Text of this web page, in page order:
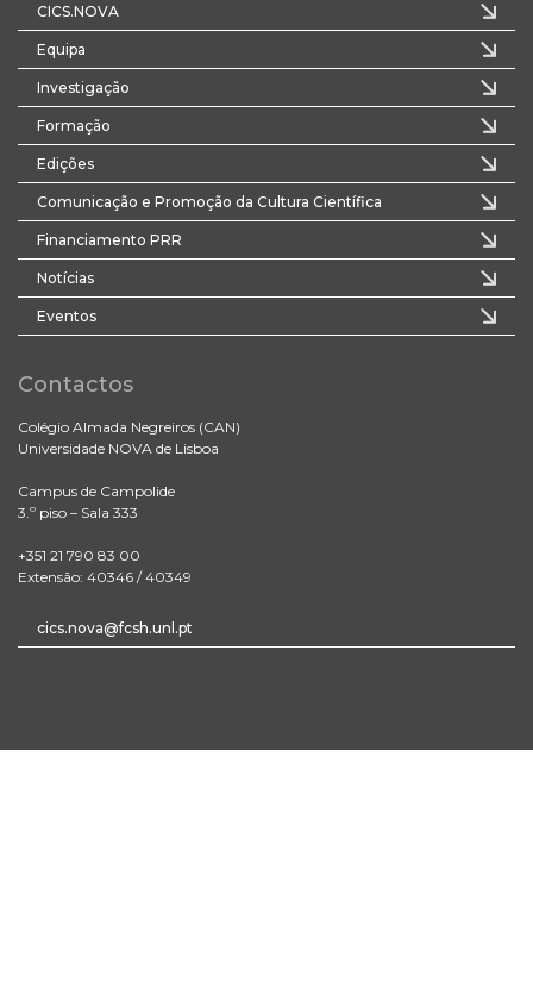
CICS.NOVA
Equipa
Investigação
Formação
Edições
Comunicação e Promoção da Cultura Científica
Financiamento PRR
Notícias
Eventos
Contactos
Colégio Almada Negreiros (CAN)
Universidade NOVA de Lisboa
Campus de Campolide
3.º piso – Sala 333
+351 21 790 83 00
Extensão: 40346 / 40349
cics.nova@fcsh.unl.pt